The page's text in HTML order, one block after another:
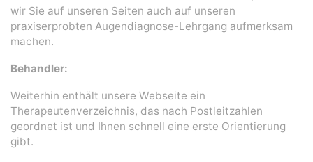
wir Sie auf unseren Seiten auch auf unseren
praxiserprobten Augendiagnose-Lehrgang aufmerksam
machen.
Behandler:
Weiterhin enthält unsere Webseite ein
Therapeutenverzeichnis, das nach Postleitzahlen
geordnet ist und Ihnen schnell eine erste Orientierung
gibt.